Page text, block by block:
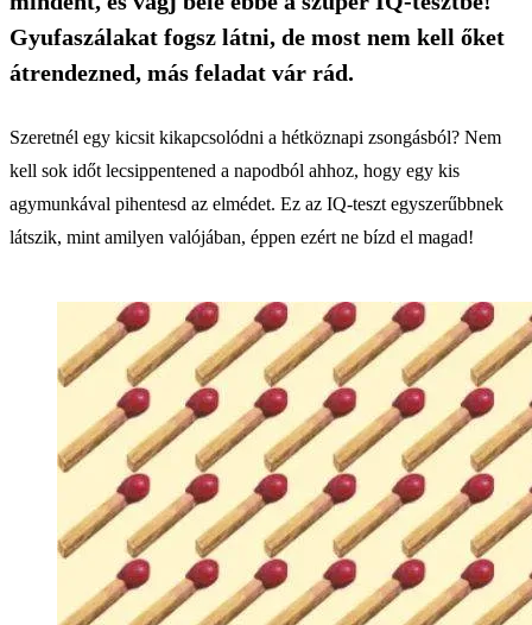
Gyufaszálakat fogsz látni, de most nem kell őket
átrendezned, más feladat vár rád.
Szeretnél egy kicsit kikapcsolódni a hétköznapi zsongásból? Nem
kell sok időt lecsippentened a napodból ahhoz, hogy egy kis
agymunkával pihentesd az elmédet. Ez az IQ-teszt egyszerűbbnek
látszik, mint amilyen valójában, éppen ezért ne bízd el magad!